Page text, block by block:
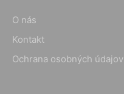
O nás
Kontakt
Ochrana osobných údajov